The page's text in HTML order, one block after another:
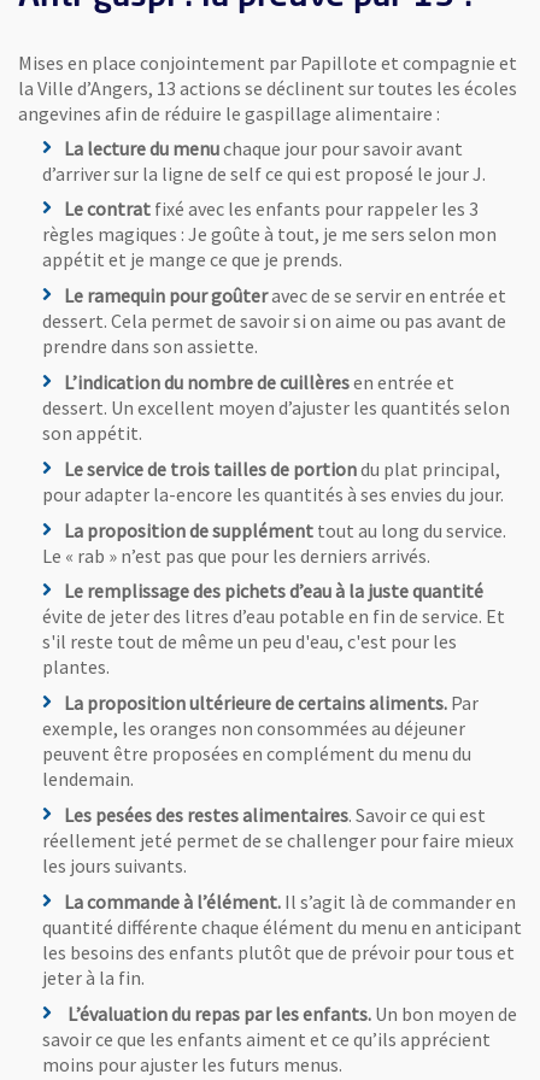
Mises en place conjointement par Papillote et compagnie et
la Ville d’Angers, 13 actions se déclinent sur toutes les écoles
angevines afin de réduire le gaspillage alimentaire :
La lecture du menuchaque jour pour savoir avant
d’arriver sur la ligne de self ce qui est proposé le jour J.
Le contrat fixé avec les enfants pour rappeler les 3
règles magiques : Je goûte à tout, je me sers selon mon
appétit et je mange ce que je prends.
Le ramequin pour goûteravec de se servir en entrée et
dessert. Cela permet de savoir si on aime ou pas avant de
prendre dans son assiette.
L’indication du nombre de cuillèresen entrée et
dessert. Un excellent moyen d’ajuster les quantités selon
son appétit.
Le service de trois tailles de portiondu plat principal,
pour adapter la-encore les quantités à ses envies du jour.
La proposition de supplément tout au long du service.
Le « rab » n’est pas que pour les derniers arrivés.
Le remplissage des pichets d’eau à la juste quantité
évite de jeter des litres d’eau potable en fin de service. Et
s'il reste tout de même un peu d'eau, c'est pour les
plantes.
La proposition ultérieure de certains aliments. Par
exemple, les oranges non consommées au déjeuner
peuvent être proposées en complément du menu du
lendemain.
Les pesées des restes alimentaires. Savoir ce qui est
réellement jeté permet de se challenger pour faire mieux
les jours suivants.
La commande à l’élément. Il s’agit là de commander en
quantité différente chaque élément du menu en anticipant
les besoins des enfants plutôt que de prévoir pour tous et
jeter à la fin.
L’évaluation du repas par les enfants. Un bon moyen de
savoir ce que les enfants aiment et ce qu’ils apprécient
moins pour ajuster les futurs menus.